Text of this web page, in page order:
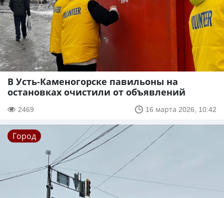
В Усть-Каменогорске павильоны на
остановках очистили от объявлений
2469 16 марта 2026, 10:42
Город